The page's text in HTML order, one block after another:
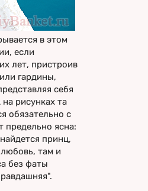
в этом
если
лет, пристроив
гардины,
себя
рисунках та
обязательно с
предельно ясна:
принц,
там и
без фаты